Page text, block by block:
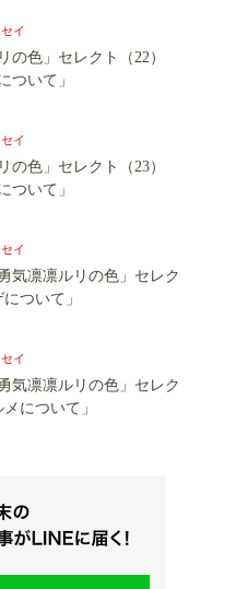
イ
の色」セレクト（22）
ついて」
イ
の色」セレクト（23）
ついて」
イ
気凛凛ルリの色」セレク
ついて」
イ
気凛凛ルリの色」セレク
について」